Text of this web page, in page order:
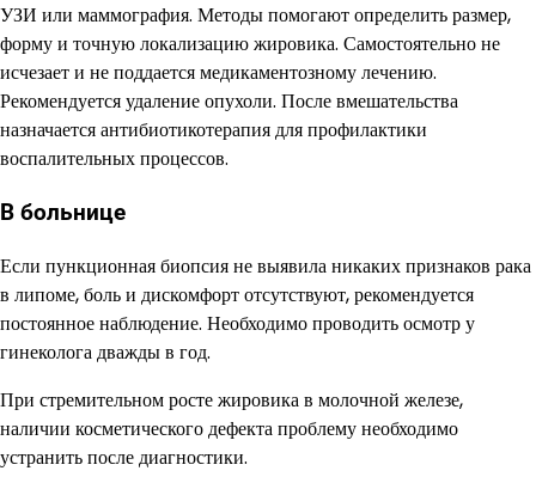
УЗИ или маммография. Методы помогают определить размер,
форму и точную локализацию жировика. Самостоятельно не
исчезает и не поддается медикаментозному лечению.
Рекомендуется удаление опухоли. После вмешательства
назначается антибиотикотерапия для профилактики
воспалительных процессов.
В больнице
Если пункционная биопсия не выявила никаких признаков рака
в липоме, боль и дискомфорт отсутствуют, рекомендуется
постоянное наблюдение. Необходимо проводить осмотр у
гинеколога дважды в год.
При стремительном росте жировика в молочной железе,
наличии косметического дефекта проблему необходимо
устранить после диагностики.